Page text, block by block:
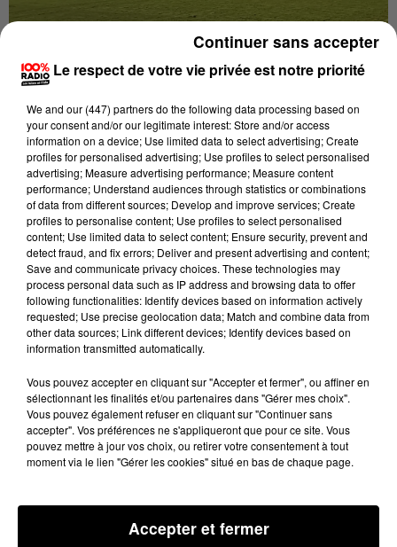
Entraînement du XV de France
Publié : 11 septembre 2023 à 20h21 par Marion Chouly - avec
Jean-Marie LLENSE
Ce lundi, les Bleus ont eu droit à un entraînement
ouvert au public du côté de Rueil-Malmaison, la cité
qui accueille leur camp de base.Alors qu’ils seront à
Lille dès ce mardi, les Tricolores préparent leur match
contre l’Uruguay jeudi soir en s’appuyant sur une
équipe renouvelée.L’occasion justement d’entendre
ces nouveaux acteurs qui vont devoir faire aussi bien
Blacks, un adversaire bien plus
modeste.
WilliamServat, l’un des coaches des Bleus, se félicite
du retour sur les terrains du grand blessé
Le Toulousain devrait démarrer au
a cette capacité et cette gestuelle qui lui permet de
Le respect de votre vie privée est notre priorité
We and our (447) partnersdo the following data processing based on
your consent and/or our legitimate interest: Store and/or access
information on a device; Use limited data to select advertising; Create
profiles for personalised advertising; Use profiles to select personalised
advertising; Measure advertising performance; Measure content
performance; Understand audiences through statistics or combinations
of data from different sources; Develop and improve services; Create
profiles to personalise content; Use profiles to select personalised
content; Use limited data to select content; Ensure security, prevent and
detect fraud, and fix errors; Deliver and present advertising and content;
Save and communicate privacy choices. These technologies may
process personal data such as IP address and browsing data to offer
following functionalities: Identify devices based on information actively
requested; Use precise geolocation data; Match and combine data from
other data sources; Link different devices; Identify devices based on
information transmitted automatically.
Vous pouvez accepter en cliquant sur "Accepter et fermer", ou affiner en
sélectionnant les finalités et/ou partenaires dans "Gérer mes choix".
Vous pouvez également refuser en cliquant sur "Continuer sans
accepter". Vos préférences ne s'appliqueront que pour ce site. Vous
pouvez mettre à jour vos choix, ou retirer votre consentement à tout
moment via le lien "Gérer les cookies" situé en bas de chaque page.
Accepter et fermer
Continuer sans accepter